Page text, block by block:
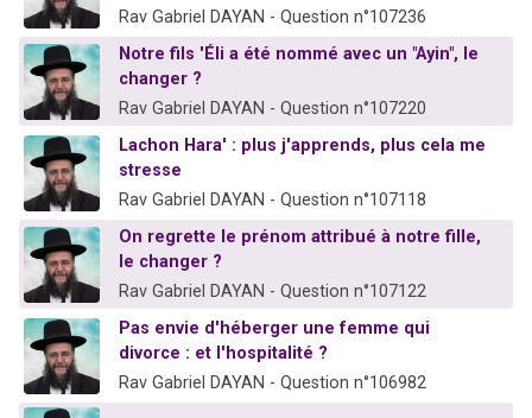
Rav Gabriel DAYAN - Question n°107236
Notre fils 'Éli a été nommé avec un "Ayin", le
changer ?
Rav Gabriel DAYAN - Question n°107220
Lachon Hara' : plus j'apprends, plus cela me
stresse
Rav Gabriel DAYAN - Question n°107118
On regrette le prénom attribué à notre fille,
le changer ?
Rav Gabriel DAYAN - Question n°107122
Pas envie d'héberger une femme qui
divorce : et l'hospitalité ?
Rav Gabriel DAYAN - Question n°106982